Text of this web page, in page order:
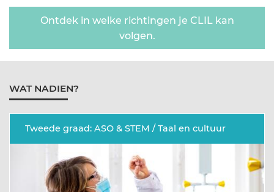
Ontdek in welke richtingen je CLIL kan
volgen.
WAT NADIEN?
Tweede graad: ASO & STEM / Taal en cultuur